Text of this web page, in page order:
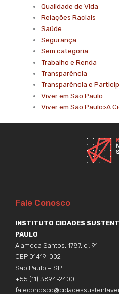
Qualidade de Vida
Relações Raciais
Saúde
Segurança
Sem categoria
Trabalho e Renda
Transparência
Transparência e
Viver em São Paulo
Viver em São Paulo>A
Fale Conosco
INSTITUTO CIDADES
PAULO
Alameda Santos, 1787, cj. 91
CEP 01419-002
São Paulo – SP
+55 (11) 3894-2400